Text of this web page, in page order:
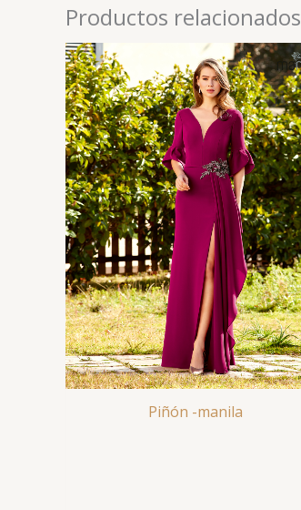
Productos relacionados
Piñón -manila